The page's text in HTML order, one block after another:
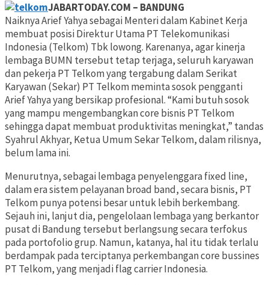
JABARTODAY.COM – BANDUNG
Naiknya Arief Yahya sebagai Menteri dalam Kabinet Kerja
membuat posisi Direktur Utama PT Telekomunikasi
Indonesia (Telkom) Tbk lowong. Karenanya, agar kinerja
lembaga BUMN tersebut tetap terjaga, seluruh karyawan
dan pekerja PT Telkom yang tergabung dalam Serikat
Karyawan (Sekar) PT Telkom meminta sosok pengganti
Arief Yahya yang bersikap profesional. “Kami butuh sosok
yang mampu mengembangkan core bisnis PT Telkom
sehingga dapat membuat produktivitas meningkat,” tandas
Syahrul Akhyar, Ketua Umum Sekar Telkom, dalam rilisnya,
belum lama ini.
Menurutnya, sebagai lembaga penyelenggara fixed line,
dalam era sistem pelayanan broad band, secara bisnis, PT
Telkom punya potensi besar untuk lebih berkembang.
Sejauh ini, lanjut dia, pengelolaan lembaga yang berkantor
pusat di Bandung tersebut berlangsung secara terfokus
pada portofolio grup. Namun, katanya, hal itu tidak terlalu
berdampak pada terciptanya perkembangan core bussines
PT Telkom, yang menjadi flag carrier Indonesia.